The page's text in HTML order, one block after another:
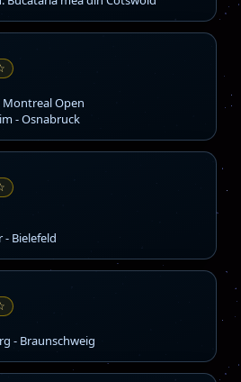
Montreal Open
- Osnabruck
- Bielefeld
- Braunschweig